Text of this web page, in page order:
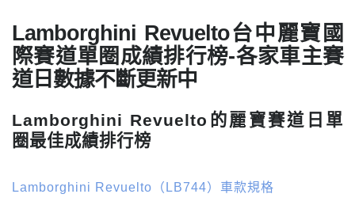
Lamborghini Revuelto台中麗寶國
際賽道單圈成績排行榜-各家車主賽
道日數據不斷更新中
Lamborghini Revuelto的麗寶賽道日單
圈最佳成績排行榜
Lamborghini Revuelto（LB744）車款規格